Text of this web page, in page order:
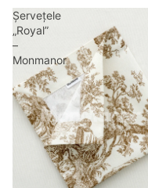
Șervețele
„Royal”
–
Monmanor